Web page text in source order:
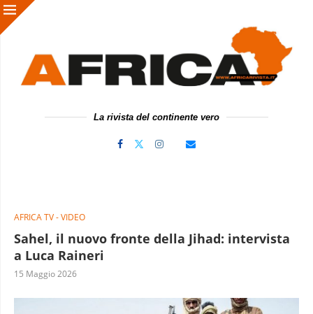
La rivista del continente vero
AFRICA TV - VIDEO
Sahel, il nuovo fronte della Jihad: intervista
a Luca Raineri
15 Maggio 2026